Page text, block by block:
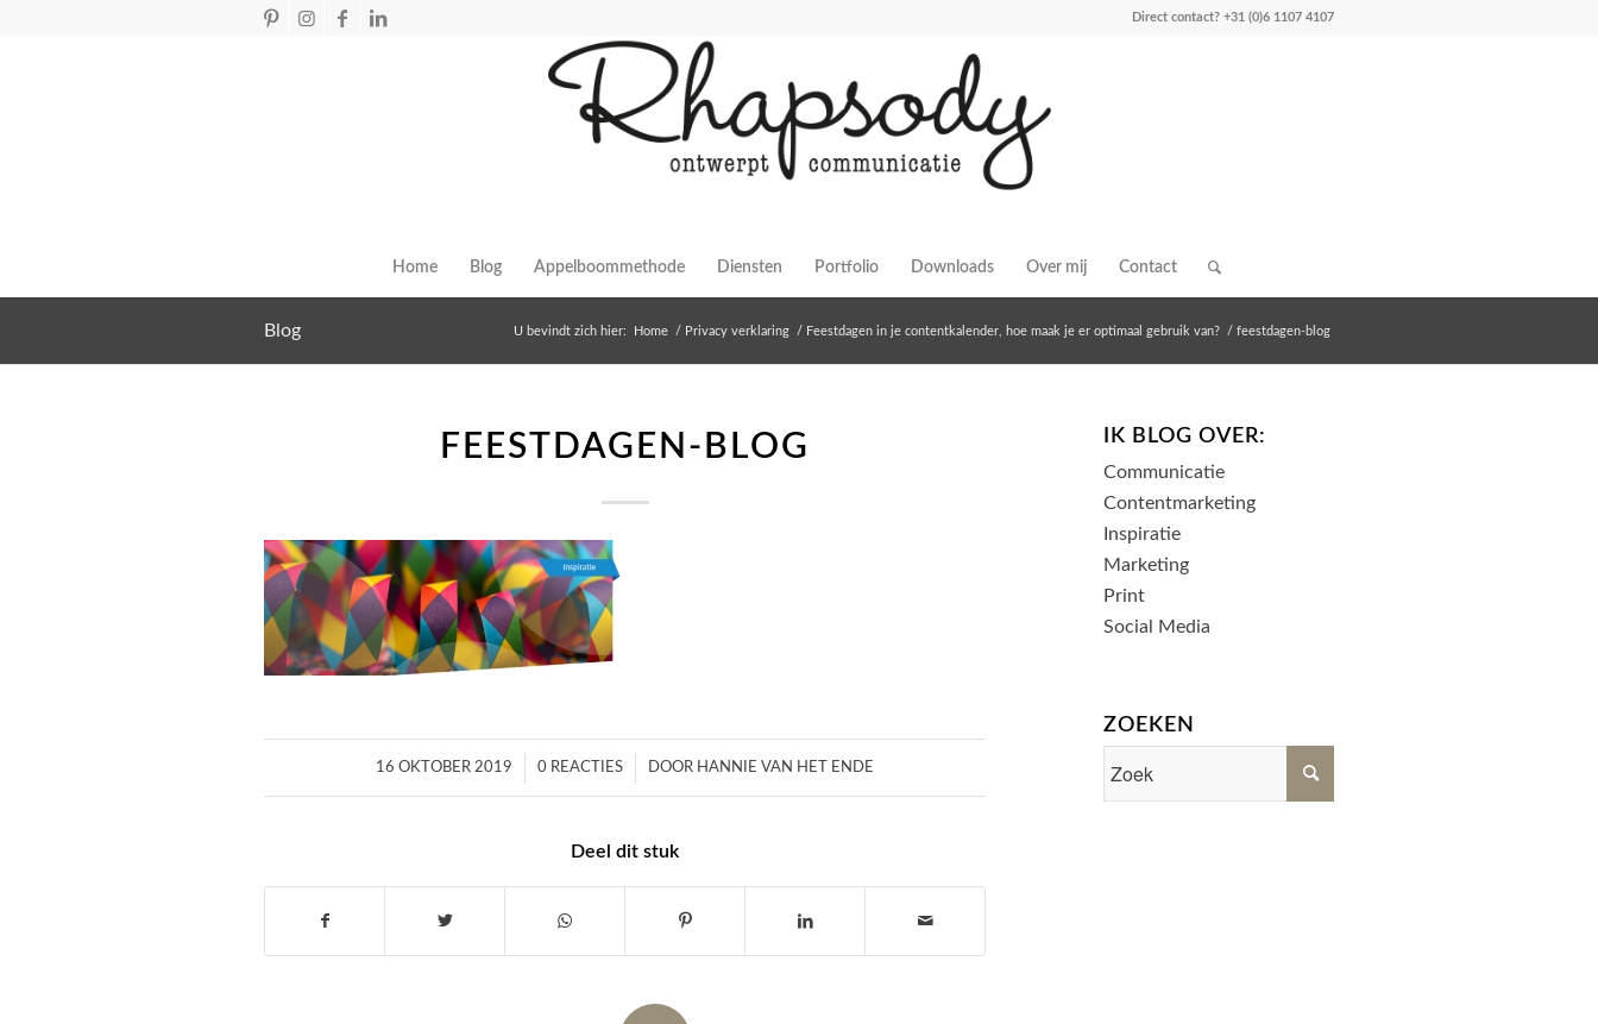
Direct contact? +31 (0)6 1107 4107
Home Blog Appelboommethode Diensten Portfolio Downloads Over mij Contact
Blog U bevindt zich hier: Home / Privacy verklaring / Feestdagen in je contentkalender, hoe maak je er optimaal gebruik van? / feestdagen-blog
FEESTDAGEN-BLOG
16 OKTOBER 2019
/ 0 REACTIES
/ DOOR HANNIE VAN HET ENDE
Deel dit stuk
IK BLOG OVER:
Communicatie
Contentmarketing
Inspiratie
Marketing
Print
Social Media
ZOEKEN